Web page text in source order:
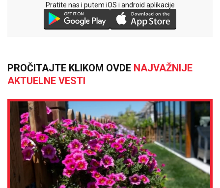
Pratite nas i putem iOS i android aplikacije
PROČITAJTE KLIKOM OVDE NAJVAŽNIJE
AKTUELNE VESTI